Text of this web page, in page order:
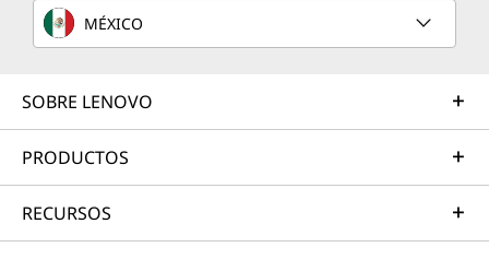
d
S
MÉXICO
SOBRE LENOVO
PRODUCTOS
RECURSOS